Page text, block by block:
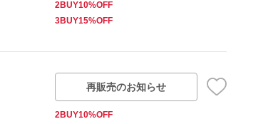
2BUY10%OFF
3BUY15%OFF
再販売のお知らせ
2BUY10%OFF